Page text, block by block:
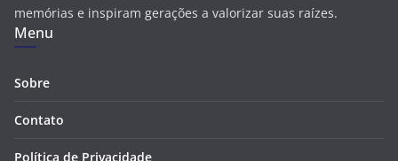
memórias e inspiram gerações a valorizar suas raízes.
Menu
Sobre
Contato
Política de Privacidade